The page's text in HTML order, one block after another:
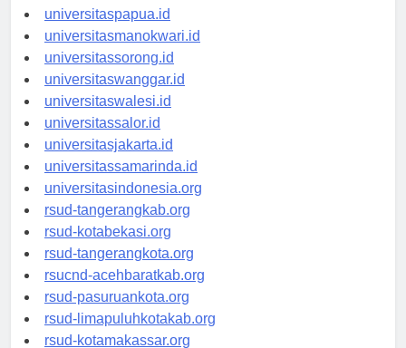
universitasjayapura.id
universitaspapua.id
universitasmanokwari.id
universitassorong.id
universitaswanggar.id
universitaswalesi.id
universitassalor.id
universitasjakarta.id
universitassamarinda.id
universitasindonesia.org
rsud-tangerangkab.org
rsud-kotabekasi.org
rsud-tangerangkota.org
rsucnd-acehbaratkab.org
rsud-pasuruankota.org
rsud-limapuluhkotakab.org